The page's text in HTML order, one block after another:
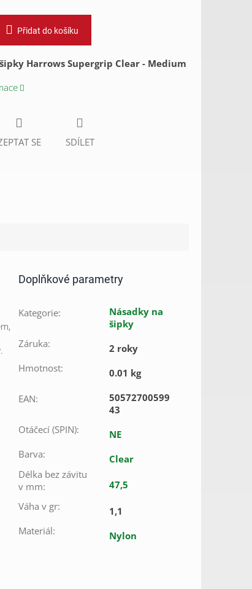
Přidat do košíku
Harrows Supergrip Clear - Medium
SE SDÍLET
Doplňkové parametry
Kategorie:
Násadky na
šipky
Záruka:
2 roky
Hmotnost: 0.01 kg
EAN:
50572700599
43
Otáčecí (SPIN):
NE
Barva:
Clear
Délka bez závitu
v mm:
47,5
Váha v gr:
1,1
Materiál: Nylon